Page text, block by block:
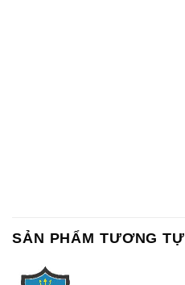
SẢN PHẨM TƯƠNG TỰ